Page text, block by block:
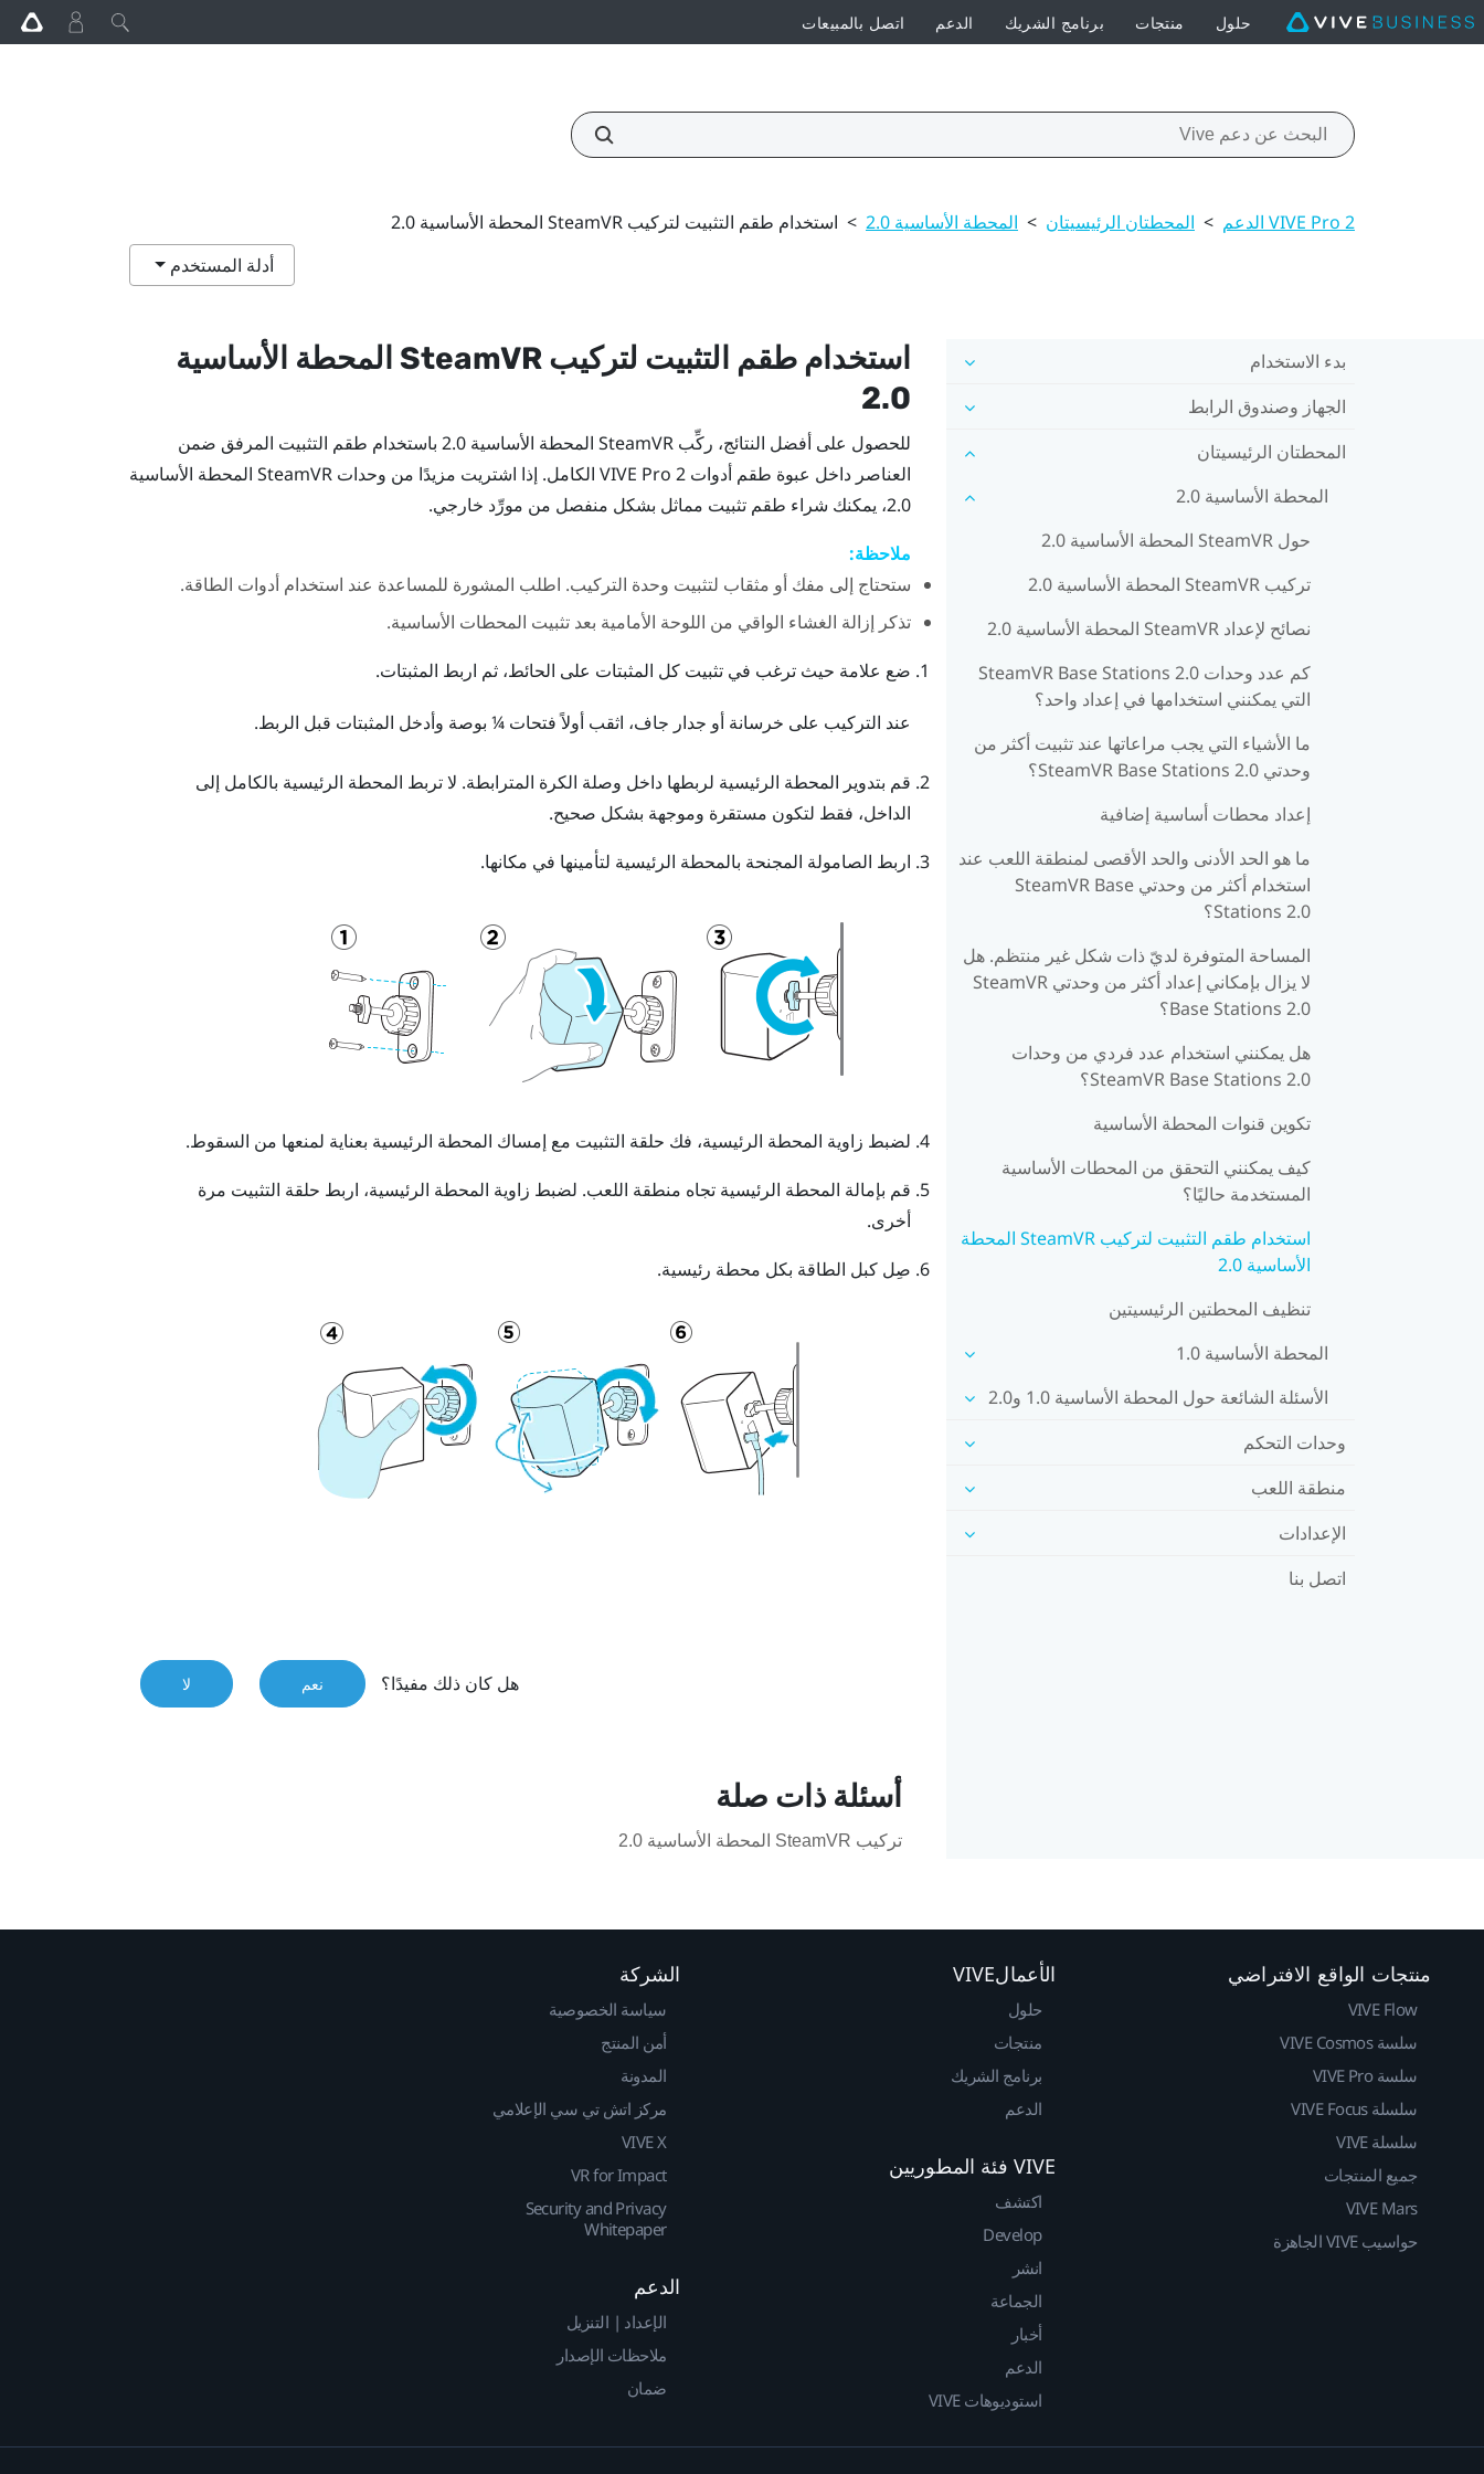
حلول منتجات برنامج الشريك الدعم اتصل بالمبيعات
VIVE Pro 2 الدعم > المحطتان الرئيسيتان > المحطة الأساسية 2.0 > استخدام طقم التثبيت لتركيب SteamVR المحطة الأساسية 2.0
أدلة المستخدم
بدء الاستخدام
الجهاز وصندوق الرابط
المحطتان الرئيسيتان
المحطة الأساسية 2.0
حول SteamVR المحطة الأساسية 2.0
تركيب SteamVR المحطة الأساسية 2.0
نصائح لإعداد SteamVR المحطة الأساسية 2.0
كم عدد وحدات SteamVR Base Stations 2.0
التي يمكنني استخدامها في إعداد واحد؟
ما الأشياء التي يجب مراعاتها عند تثبيت أكثر من
وحدتي SteamVR Base Stations 2.0؟
إعداد محطات أساسية إضافية
ما هو الحد الأدنى والحد الأقصى لمنطقة اللعب عند
استخدام أكثر من وحدتي SteamVR Base
Stations 2.0؟
المساحة المتوفرة لديّ ذات شكل غير منتظم. هل
لا يزال بإمكاني إعداد أكثر من وحدتي SteamVR
Base Stations 2.0؟
هل يمكنني استخدام عدد فردي من وحدات
SteamVR Base Stations 2.0؟
تكوين قنوات المحطة الأساسية
كيف يمكنني التحقق من المحطات الأساسية
المستخدمة حاليًا؟
استخدام طقم التثبيت لتركيب SteamVR المحطة
الأساسية 2.0
تنظيف المحطتين الرئيسيتين
المحطة الأساسية 1.0
الأسئلة الشائعة حول المحطة الأساسية 1.0 و2.0
وحدات التحكم
منطقة اللعب
الإعدادات
اتصل بنا
استخدام طقم التثبيت لتركيب SteamVR المحطة الأساسية
2.0
للحصول على أفضل النتائج، ركِّب SteamVR المحطة الأساسية 2.0
باستخدام طقم التثبيت المرفق ضمن
العناصر داخل عبوة طقم أدوات VIVE Pro 2الكامل. إذا اشتريت مزيدًا من وحدات SteamVR المحطة الأساسية
2.0، يمكنك شراء طقم تثبيت مماثل بشكل منفصل من مورِّد خارجي.
ملاحظة:
ستحتاج إلى مفك أو مثقاب لتثبيت وحدة التركيب. اطلب المشورة للمساعدة عند استخدام أدوات الطاقة.
تذكر إزالة الغشاء الواقي من اللوحة الأمامية بعد تثبيت المحطات الأساسية.
ضع علامة حيث ترغب في تثبيت كل المثبتات على الحائط، ثم اربط المثبتات.
عند التركيب على خرسانة أو جدار جاف، اثقب أولاً فتحات ¼ بوصة وأدخل المثبتات قبل الربط.
قم بتدوير المحطة الرئيسية لربطها داخل وصلة الكرة المترابطة. لا تربط المحطة الرئيسية بالكامل إلى
الداخل، فقط لتكون مستقرة وموجهة بشكل صحيح.
اربط الصامولة المجنحة بالمحطة الرئيسية لتأمينها في مكانها.
لضبط زاوية المحطة الرئيسية، فك حلقة التثبيت مع إمساك المحطة الرئيسية بعناية لمنعها من السقوط.
قم بإمالة المحطة الرئيسية تجاه منطقة اللعب. لضبط زاوية المحطة الرئيسية، اربط حلقة التثبيت مرة
أخرى.
صِل كبل الطاقة بكل محطة رئيسية.
هل كان ذلك مفيدًا؟ نعم لا
أسئلة ذات صلة
تركيب SteamVR المحطة الأساسية 2.0
منتجات الواقع الافتراضي
VIVE Flow
سلسة VIVE Cosmos
سلسة VIVE Pro
سلسلة VIVE Focus
سلسلة VIVE
جميع المنتجات
VIVE Mars
حواسيب VIVE الجاهزة
الأعمالVIVE
حلول
منتجات
برنامج الشريك
الدعم
VIVE فئة المطوريين
اكتشف
Develop
انشر
الجماعة
أخبار
الدعم
استوديوهات VIVE
الشركة
سياسة الخصوصية
أمن المنتج
المدونة
مركز اتش تي سي الإعلامي
VIVE X
VR for Impact
Security and Privacy
Whitepaper
الدعم
الإعداد | التنزيل
ملاحظات الإصدار
ضمان